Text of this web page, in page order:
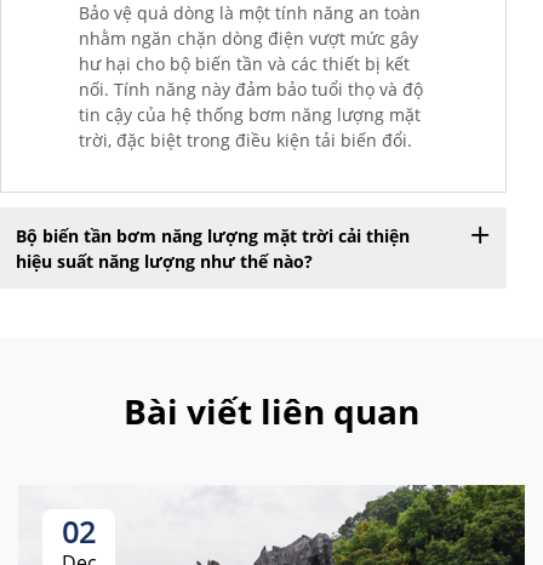
Bảo vệ quá dòng là một tính năng an toàn
nhằm ngăn chặn dòng điện vượt mức gây
hư hại cho bộ biến tần và các thiết bị kết
nối. Tính năng này đảm bảo tuổi thọ và độ
tin cậy của hệ thống bơm năng lượng mặt
trời, đặc biệt trong điều kiện tải biến đổi.
Bộ biến tần bơm năng lượng mặt trời cải thiện
hiệu suất năng lượng như thế nào?
Bài viết liên quan
02